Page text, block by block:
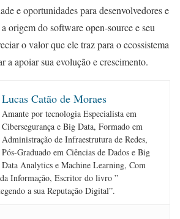
e oportunidades para desenvolvedores e
origem do software open-source e seu
o valor que ele traz para o ecossistema
a apoiar sua evolução e crescimento.
Lucas Catão de Moraes
Amante por tecnologia Especialista em
Cibersegurança e Big Data, Formado em
Administração de Infraestrutura de Redes,
Pós-Graduado em Ciências de Dados e Big
Data Analytics e Machine Learning, Com
Informação, Escritor do livro ”
a sua Reputação Digital”.